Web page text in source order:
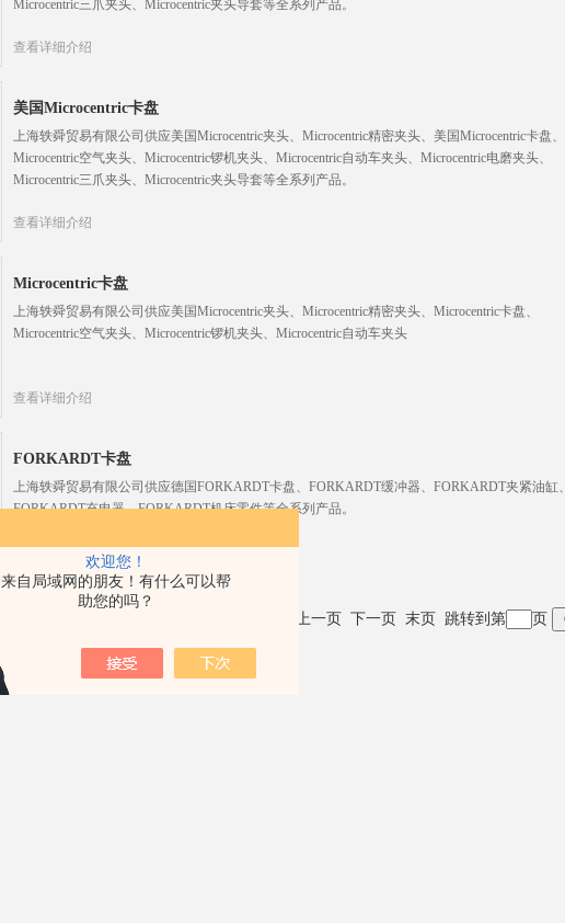
欢迎您！
来自局域网的朋友！有什么可以帮
助您的吗？
Microcentric三爪夹头、Microcentric夹头导套等全系列产品。
查看详细介绍
美国Microcentric卡盘
上海轶舜贸易有限公司供应美国Microcentric夹头、Microcentric精密夹头、美国Microcentric卡盘、
Microcentric空气夹头、Microcentric锣机夹头、Microcentric自动车夹头、Microcentric电磨夹头、
Microcentric三爪夹头、Microcentric夹头导套等全系列产品。
查看详细介绍
Microcentric卡盘
上海轶舜贸易有限公司供应美国Microcentric夹头、Microcentric精密夹头、Microcentric卡盘、
Microcentric空气夹头、Microcentric锣机夹头、Microcentric自动车夹头
查看详细介绍
FORKARDT卡盘
上海轶舜贸易有限公司供应德国FORKARDT卡盘、FORKARDT缓冲器、FORKARDT夹紧油缸、
FORKARDT充电器、FORKARDT机床零件等全系列产品。
查看详细介绍
共 5 条记录，当前 1 / 1 页 首页 上一页 下一页 末页 跳转到第 页